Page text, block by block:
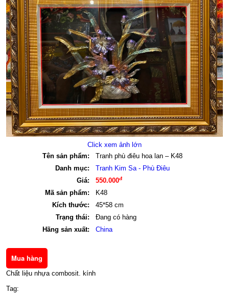
Click xem ảnh lớn
Tên sản phẩm:
Tranh phù điêu hoa lan – K48
Danh mục:
Tranh Kim Sa - Phù Điêu
Giá:
550.000đ
Mã sản phẩm:
K48
Kích thước:
45*58 cm
Trạng thái:
Đang có hàng
Hãng sản xuất:
China
Chất liệu nhựa combosit. kính
Tag: